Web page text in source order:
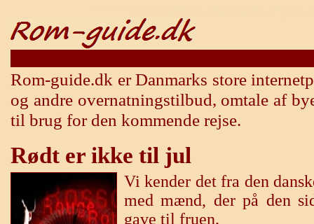
Rom-guide.dk er Danmarks store
og andre overnatningstilbud, omtale af
til brug for den kommende rejse.
Rødt er ikke til jul
Vi kender det fra den
med mænd, der på den
gave til fruen.